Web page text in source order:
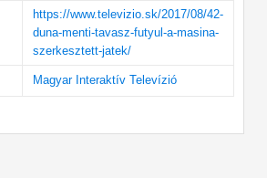
https://www.televizio.sk/2017/08/42-
duna-menti-tavasz-futyul-a-masina-
szerkesztett-jatek/
Magyar Interaktív Televízió